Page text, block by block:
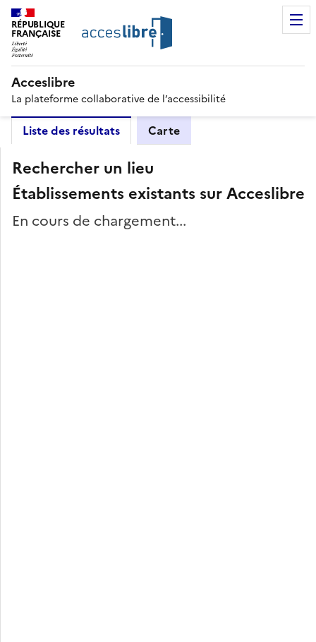
RÉPUBLIQUE
FRANÇAISE
Acceslibre
La plateforme collaborative de l’accessibilité
Liste des résultats Carte
Rechercher un lieu
Établissements existants sur Acceslibre
En cours de chargement...